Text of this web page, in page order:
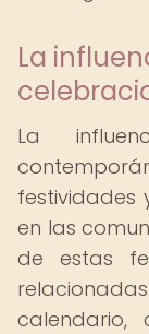
La
La
festividades
en las
de estas
calendario,